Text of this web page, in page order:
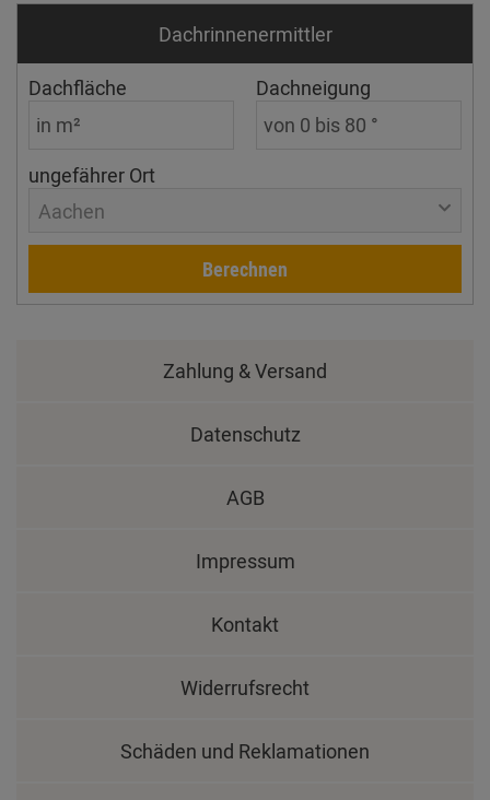
Dachrinnen­ermittler
Dachfläche Dachneigung
ungefährer Ort
Aachen
Berechnen
Zahlung & Versand
Datenschutz
AGB
Impressum
Kontakt
Widerrufsrecht
Schäden und Reklamationen